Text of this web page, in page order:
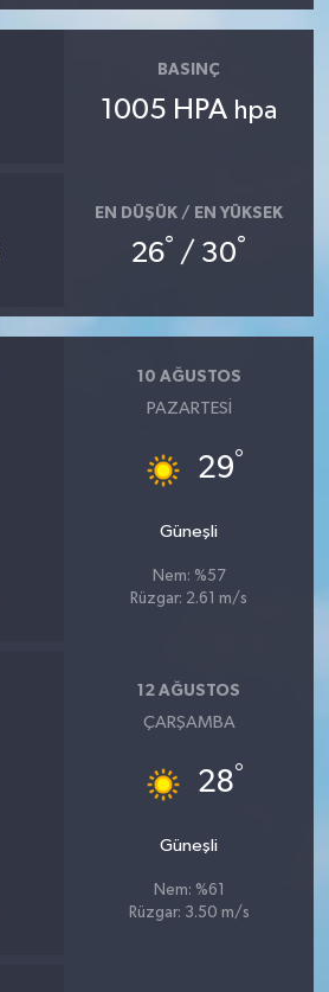
BASINÇ
1005 HPA hpa
EN DÜŞÜK / EN YÜKSEK
26° / 30°
10 AĞUSTOS
PAZARTESI
29°
Güneşli
Nem: %57
Rüzgar: 2.61 m/s
12 AĞUSTOS
ÇARŞAMBA
28°
Güneşli
Nem: %61
Rüzgar: 3.50 m/s